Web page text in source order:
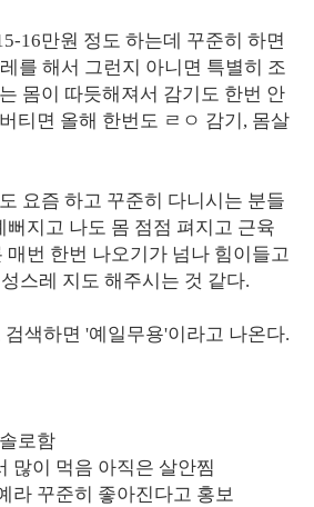
16만원 정도 하는데 꾸준히 하면
를 해서 그런지 아니면 특별히 조
몸이 따듯해져서 감기도 한번 안
티면 올해 한번도 ㄹㅇ 감기, 몸살
요즘 하고 꾸준히 다니시는 분들
뻐지고 나도 몸 점점 펴지고 근육
매번 한번 나오기가 넘나 힘이들고
스레 지도 해주시는 것 같다.
색하면 '예일무용'이라고 나온다.
로함
많이 먹음 아직은 살안찜
라 꾸준히 좋아진다고 홍보